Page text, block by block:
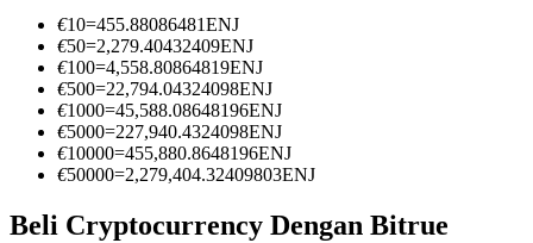
Informasi
€10=455.88086481ENJ
€50=2,279.40432409ENJ
€100=4,558.80864819ENJ
€500=22,794.04324098ENJ
€1000=45,588.08648196ENJ
€5000=227,940.4324098ENJ
€10000=455,880.8648196ENJ
€50000=2,279,404.32409803ENJ
Beli Cryptocurrency Dengan Bitrue